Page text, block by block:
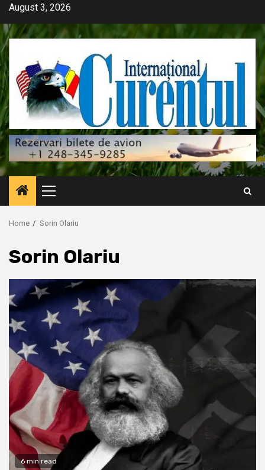
Skip
content
August 3, 2026
Primary
Menu
Home Sorin Olariu
Sorin Olariu
6 min read